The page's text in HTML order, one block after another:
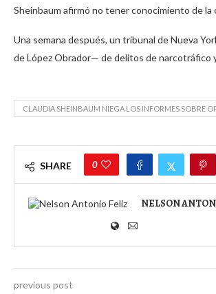
Sheinbaum afirmó no tener conocimiento de
Una semana después, un tribunal de Nueva
de López Obrador— de delitos de narcotráfico
CLAUDIA SHEINBAUM NIEGA LOS INFORMES SOBRE
SHARE 0
NELSON
previous post